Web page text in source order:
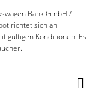
Bank GmbH /
richtet sich an
gültigen Konditionen. Es